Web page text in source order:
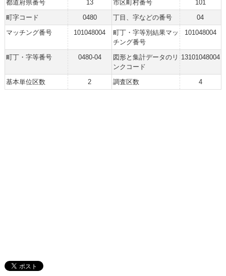
都道府県番号 13 市区町村番号
101
町字コード
0480 丁目、字などの番号
04
マッチング番号
101048004
町丁・字等別結果マッ
チング番号
101048004
町丁・字等番号 0480-04
図形と集計データのリ
ンクコード
13101048004
基本単位区数 2 調査区数 4